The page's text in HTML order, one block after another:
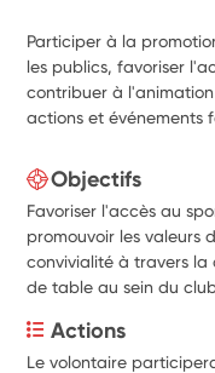
Participer à la
les publics, favoriser
contribuer à
actions et événements
Objectifs
Favoriser l'accès au
promouvoir les valeurs
convivialité à travers
de table au sein du
Actions
Le volontaire